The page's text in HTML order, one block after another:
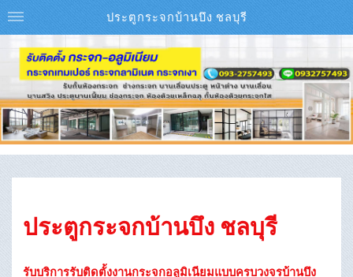
ประตูกระจกบ้านบึง ชลบุรี
รับบริการรับติดตั้งงานกระจกอลูมิเนียมแบบครบวงจรบ้านบึง
ประตูกระจกบ้านบึง ชลบุรี